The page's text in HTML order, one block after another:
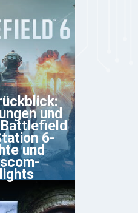
und
6-
und